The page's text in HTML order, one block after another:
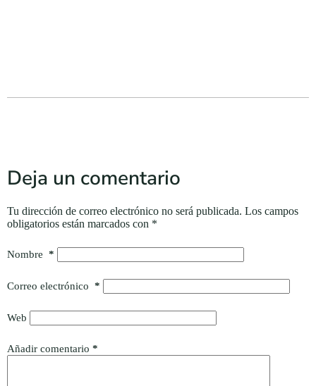
Deja un comentario
Tu dirección de correo electrónico no será publicada. Los campos
obligatorios están marcados con *
Nombre *
Correo electrónico *
Web
Añadir comentario *